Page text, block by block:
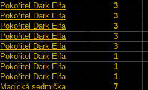
Pokořitel Dark Elfa
3
Pokořitel Dark Elfa
3
Pokořitel Dark Elfa
3
Pokořitel Dark Elfa
3
Pokořitel Dark Elfa
3
Pokořitel Dark Elfa
1
Pokořitel Dark Elfa
1
Pokořitel Dark Elfa
1
Magická sedmička
7